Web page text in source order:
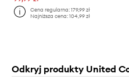
Cena regularna:179,99 zł
Najniższa cena:104,99 zł
Odkryj produkty United